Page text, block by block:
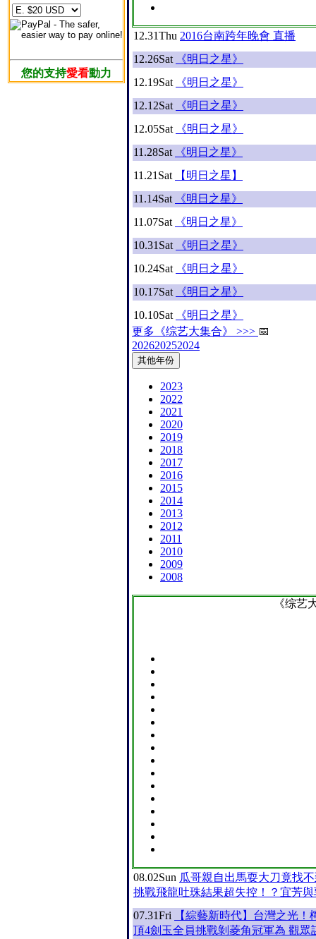
您的支持愛看動力
12.31Thu 2016台南跨年晚會 直播
12.26Sat
《明日之星》
12.19Sat
《明日之星》
12.12Sat
《明日之星》
12.05Sat
《明日之星》
11.28Sat
《明日之星》
11.21Sat
【明日之星】
11.14Sat
《明日之星》
11.07Sat
《明日之星》
10.31Sat
《明日之星》
10.24Sat
《明日之星》
10.17Sat
《明日之星》
10.10Sat
《明日之星》
更多《综艺大集合》 >>> 📅
202620252024
其他年份
2023
2022
2021
2020
2019
2018
2017
2016
2015
2014
2013
2012
2011
2010
2009
2008
《综艺
08.02Sun 瓜哥親自出馬耍大刀竟找
挑戰飛龍吐珠結果超失控！？宜芳
07.31Fri
【綜藝新時代】台灣之光！
頂4劍玉全員挑戰剝菱角冠軍為 觀眾